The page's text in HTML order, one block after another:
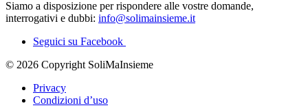
Siamo a disposizione per rispondere alle vostre domande,
interrogativi e dubbi: info@solimainsieme.it
Seguici su Facebook
© 2026 Copyright SoliMaInsieme
Privacy
Condizioni d’uso